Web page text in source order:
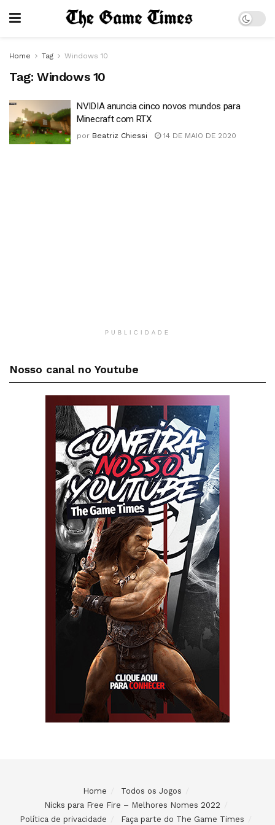
Home Tag Windows 10
Tag: Windows 10
NVIDIA anuncia cinco novos mundos para
Minecraft com RTX
por Beatriz Chiessi 14 DE MAIO DE 2020
PUBLICIDADE
Nosso canal no Youtube
Home
Todos os Jogos
Nicks para Free Fire – Melhores Nomes 2022
Política de privacidade
Faça parte do The Game Times